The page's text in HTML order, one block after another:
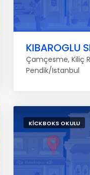
KIBAROGLU
Çamçesme, Kiliç
Pendik/Istanbul
KICKBOKS OKULU